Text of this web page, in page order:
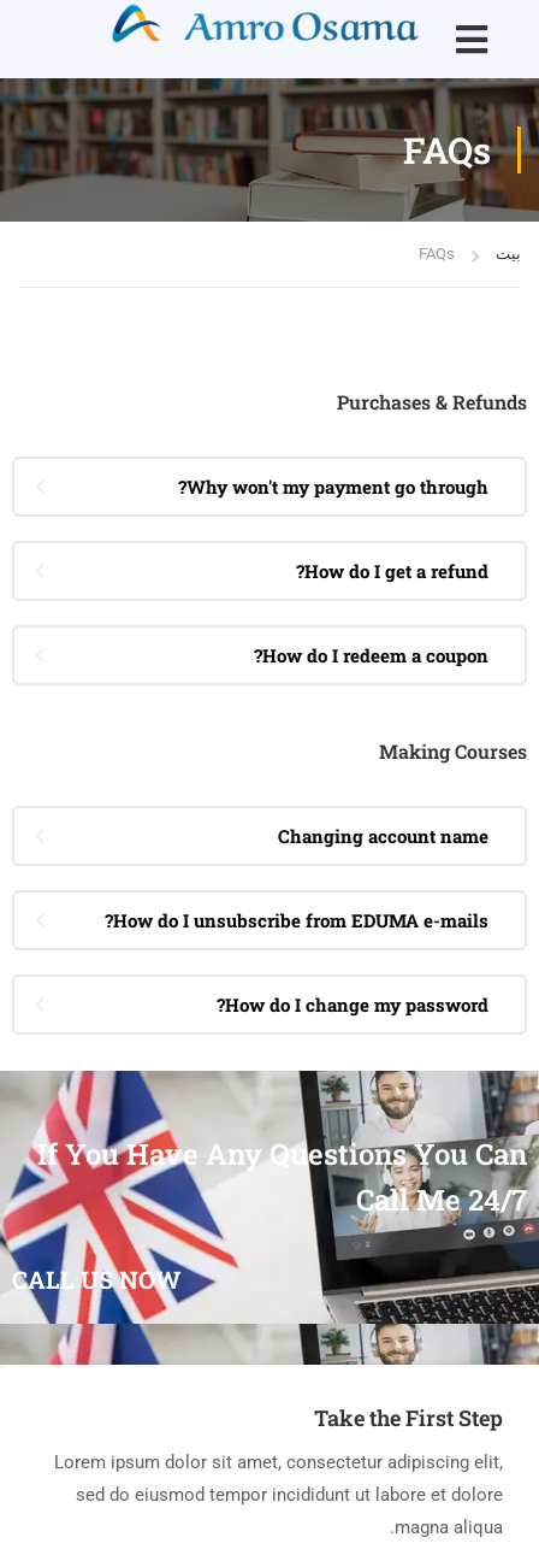
FAQs
بيت FAQs
Purchases & Refunds
Why won't my payment go through?
How do I get a refund?
How do I redeem a coupon?
Making Courses
Changing account name
How do I unsubscribe from EDUMA e-mails?
How do I change my password?
If You Have Any Questions You Can
Call Me 24/7
CALL US NOW
Take the First Step
Lorem ipsum dolor sit amet, consectetur adipiscing elit,
sed do eiusmod tempor incididunt ut labore et dolore
magna aliqua.